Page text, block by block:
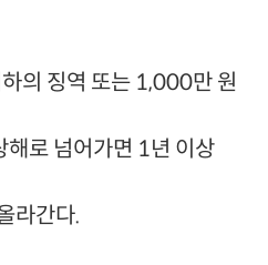
의 징역 또는 1,000만 원
해로 넘어가면 1년 이상
라간다.